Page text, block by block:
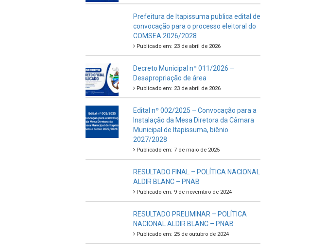
Prefeitura de Itapissuma publica edital de
convocação para o processo eleitoral do
COMSEA 2026/2028
Publicado em: 23 de abril de 2026
Decreto Municipal nº 011/2026 –
Desapropriação de área
Publicado em: 23 de abril de 2026
Edital nº 002/2025 – Convocação para a
Instalação da Mesa Diretora da Câmara
Municipal de Itapissuma, biênio
2027/2028
Publicado em: 7 de maio de 2025
RESULTADO FINAL – POLÍTICA NACIONAL
ALDIR BLANC – PNAB
Publicado em: 9 de novembro de 2024
RESULTADO PRELIMINAR – POLÍTICA
NACIONAL ALDIR BLANC – PNAB
Publicado em: 25 de outubro de 2024